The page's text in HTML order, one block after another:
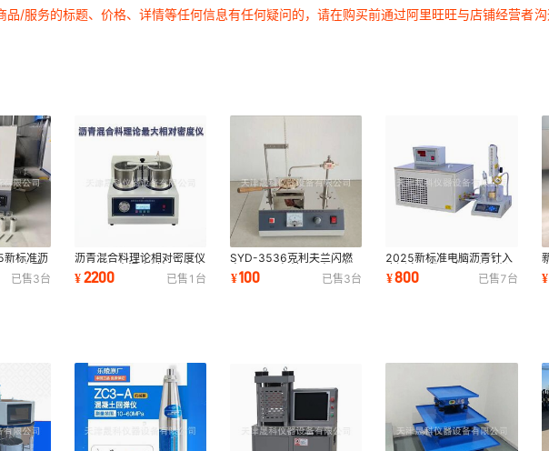
/服务的标题、价格、详情等任何信息有任何疑问的，请在购买前通过阿里旺旺与店铺经营者
标准沥
已售3台
沥青混合料理论相对密度仪
LM-IV沥青混合料相对密度
测定仪 厂家
¥2200 已售 1 台
SYD-3536克利夫兰闪燃
点仪 (开口杯法) 沥青闪点
仪 数显燃点仪
¥100 已售3台
2025新标准电脑沥青针入
度测定仪数显全自动智能沥
青针入度试验仪
¥800 已售7台 ¥